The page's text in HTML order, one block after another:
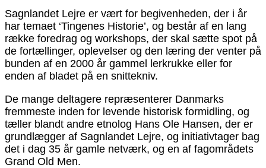
Sagnlandet Lejre er vært for begivenheden, der i år
har temaet ‘Tingenes Historie’, og består af en lang
række foredrag og workshops, der skal sætte spot på
de fortællinger, oplevelser og den læring der venter på
bunden af en 2000 år gammel lerkrukke eller for
enden af bladet på en snittekniv.
De mange deltagere repræsenterer Danmarks
fremmeste inden for levende historisk formidling, og
tæller blandt andre etnolog Hans Ole Hansen, der er
grundlægger af Sagnlandet Lejre, og initiativtager bag
det i dag 35 år gamle netværk, og en af fagområdets
Grand Old Men.